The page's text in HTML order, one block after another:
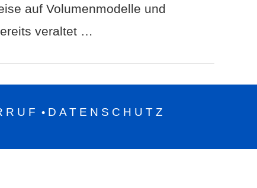
auf Volumenmodelle und
veraltet …
• DATENSCHUTZ